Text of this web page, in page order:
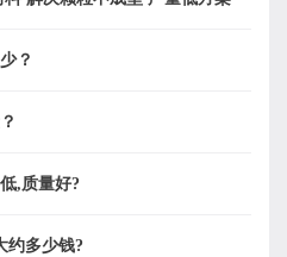
？
,质量好?
约多少钱?